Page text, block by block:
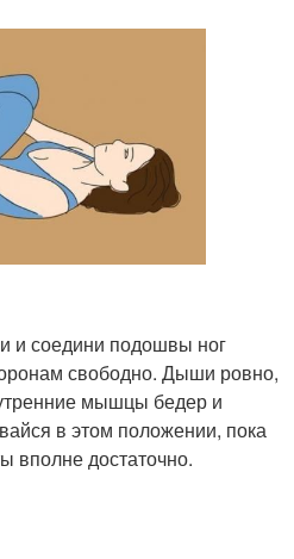
и соедини подошвы ног
свободно. Дыши ровно,
мышцы бедер и
в этом положении, пока
вполне достаточно.